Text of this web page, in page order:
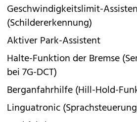
Geschwindigkeitslimit-
(Schildererkennung)
Aktiver Park-Assistent
Halte-Funktion der Bremse
bei 7G-DCT)
Berganfahrhilfe (Hill-Hold-
Linguatronic